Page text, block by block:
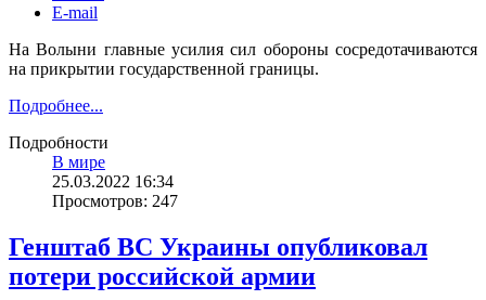
E-mail
На Волыни главные усилия сил обороны сосредотачиваются
на прикрытии государственной границы.
Подробнее...
Подробности
В мире
25.03.2022 16:34
Просмотров: 247
Генштаб ВС Украины опубликовал
потери российской армии